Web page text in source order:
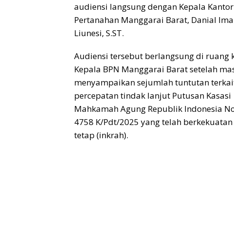
audiensi langsung dengan Kepala Kantor
Pertanahan Manggarai Barat, Danial
Liunesi, S.ST.
Audiensi tersebut berlangsung di ruang
Kepala BPN Manggarai Barat setelah
menyampaikan sejumlah tuntutan
percepatan tindak lanjut Putusan Kasasi
Mahkamah Agung Republik Indonesia
4758 K/Pdt/2025 yang telah
tetap (inkrah).